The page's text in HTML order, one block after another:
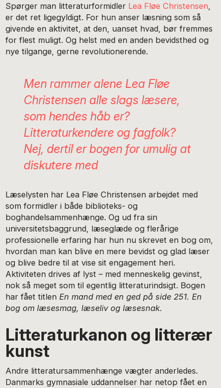
Spørger man litteraturformidler Lea Fløe Christensen,
er det ret ligegyldigt. For hun anser læsning som så
givende en aktivitet, at den, uanset hvad, bør fremmes
for flest muligt. Og helst med en anden bevidsthed og
nye tilgange, gerne revolutionerende.
Men rammer alene Lea Fløe
Christensen alle slags læsere,
som hendes håb er?
Litteraturkendere og fagfolk?
Nej, dertil er bogen for umulig at
diskutere med
Læselysten har Lea Fløe Christensen arbejdet med
som formidler i både biblioteks- og
boghandelsammenhænge. Og ud fra sin
universitetsbaggrund, læseglæde og flerårige
professionelle erfaring har hun nu skrevet en bog om,
hvordan man kan blive en mere bevidst og glad læser
og blive bedre til at vise sit engagement heri.
Aktiviteten drives af lyst – med menneskelig gevinst,
nok så meget som til egentlig litteraturindsigt. Bogen
har fået titlen En mand med en ged på side 251. En
bog om læsesmag, læseliv og læsesnak.
Litteraturkanon og litterær
kunst
Andre litteratursammenhænge vægter anderledes.
Danmarks gymnasiale uddannelser har netop fået en